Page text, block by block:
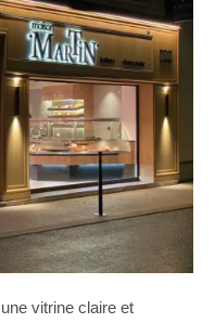
vitrine claire et